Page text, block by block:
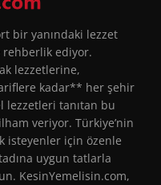
bir yanındaki lezzet
rehberlik ediyor.
lezzetlerine,
kadar** her şehir
lezzetleri tanıtan bu
veriyor. Türkiye’nin
isteyenler için özenle
uygun tatlarla
KesinYemelisin.com,